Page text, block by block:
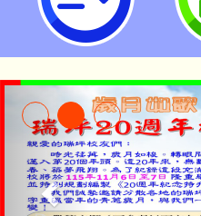
同意辦法」(以
兼任非營利事業
考試院同日廢止